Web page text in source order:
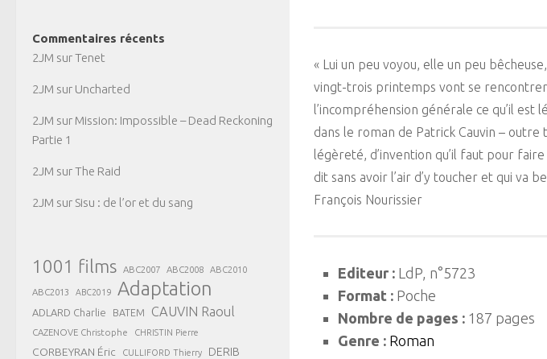
« Lui un peu voyou, elle un peu
vingt-trois printemps vont se
l’incompréhension générale ce qu’il est
dans le roman de Patrick Cauvin –
légèreté, d’invention qu’il faut pour faire
dit sans avoir l’air d’y toucher et qui va
François Nourissier
Editeur : LdP, n°5723
Format : Poche
Nombre de pages : 187 pages
Genre : Roman
Commentaires récents
2JM surTenet
2JM sur Uncharted
2JM sur Mission: Impossible – Dead Reckoning
Partie 1
2JM surThe Raid
2JM sur Sisu : de l’or et du sang
1001 films ABC2007 ABC2008 ABC2010
ABC2013 ABC2019 Adaptation
ADLARD Charlie BATEM CAUVIN Raoul
CAZENOVE Christophe CHRISTIN Pierre
CORBEYRAN Éric CULLIFORD Thierry DERIB